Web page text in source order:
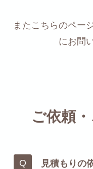
またこちらのペー
にお問
ご依頼
見積もりの